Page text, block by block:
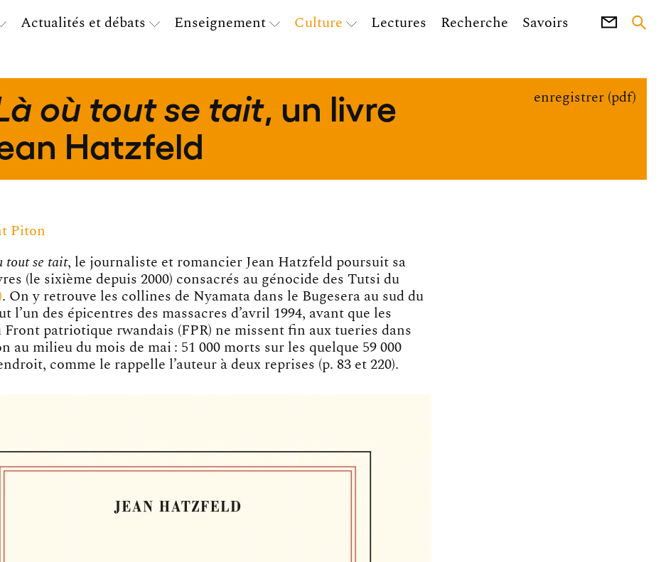
Actualités et débats Enseignement Culture Lectures Recherche Savoirs
où tout se tait, un livre
Hatzfeld
Piton
tout se tait, le journaliste et romancier Jean Hatzfeld poursuit sa
(le sixième depuis 2000) consacrés au génocide des Tutsi du
. On y retrouve les collines de Nyamata dans le Bugesera au sud du
l’un des épicentres des massacres d’avril 1994, avant que les
Front patriotique rwandais (FPR) ne missent fin aux tueries dans
au milieu du mois de mai : 51 000 morts sur les quelque 59 000
comme le rappelle l’auteur à deux reprises (p. 83 et 220).
enregistrer (pdf)